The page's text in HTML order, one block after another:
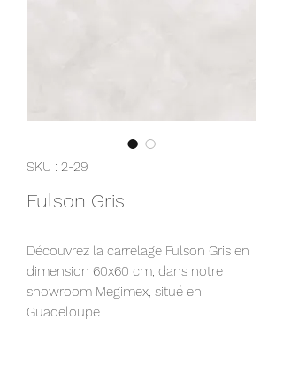
SKU : 2-29
Fulson Gris
Découvrez la carrelage Fulson Gris en
dimension 60x60 cm, dans notre
showroom Megimex, situé en
Guadeloupe.